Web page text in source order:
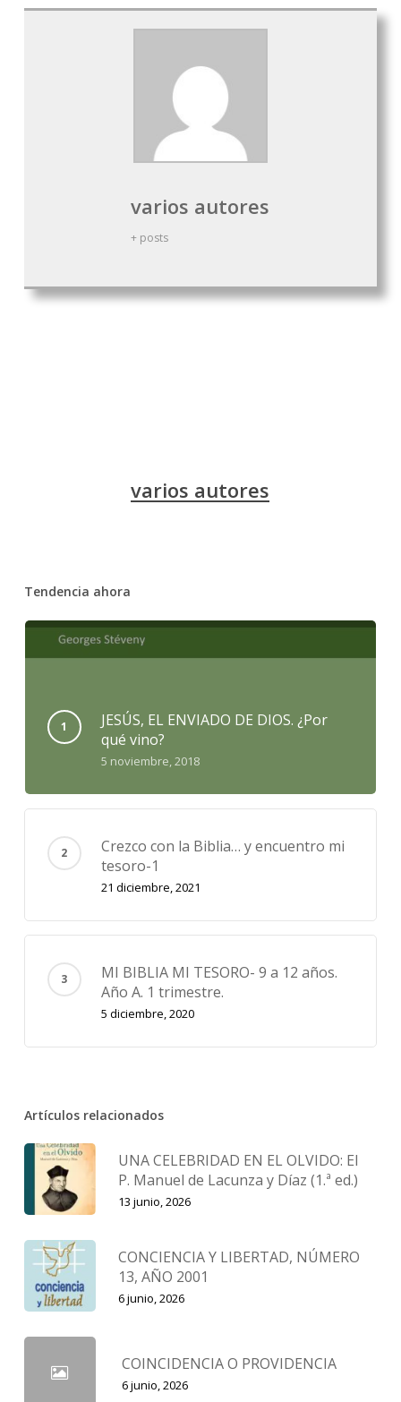
varios autores
+ posts
varios autores
Tendencia ahora
JESÚS, EL ENVIADO DE DIOS. ¿Por
qué vino?
5 noviembre, 2018
Crezco con la Biblia… y encuentro mi
tesoro-1
21 diciembre, 2021
MI BIBLIA MI TESORO- 9 a 12 años.
Año A. 1 trimestre.
5 diciembre, 2020
Artículos relacionados
UNA CELEBRIDAD EN EL OLVIDO: El
P. Manuel de Lacunza y Díaz (1.ª ed.)
13 junio, 2026
CONCIENCIA Y LIBERTAD, NÚMERO
13, AÑO 2001
6 junio, 2026
COINCIDENCIA O PROVIDENCIA
6 junio, 2026